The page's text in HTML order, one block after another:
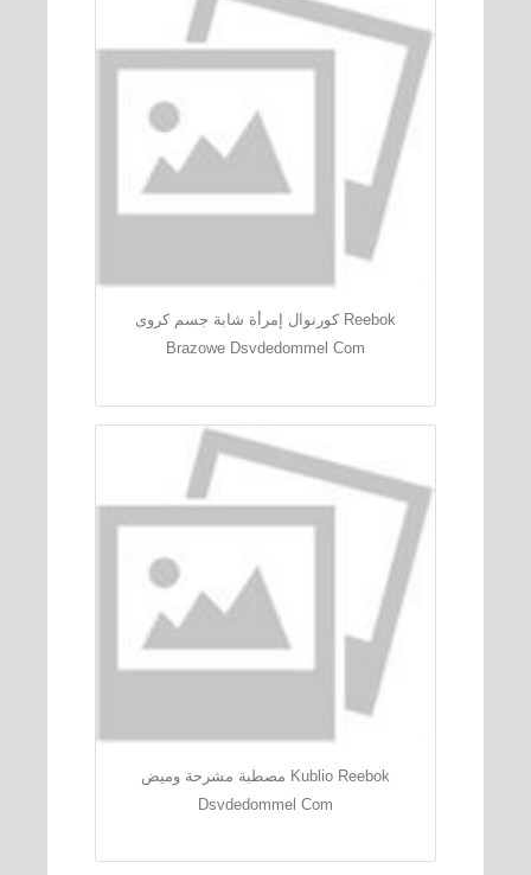
كورنوال إمرأة شابة جسم كروى Reebok
Brazowe Dsvdedommel Com
مصطبة مشرحة وميض Kublio Reebok
Dsvdedommel Com